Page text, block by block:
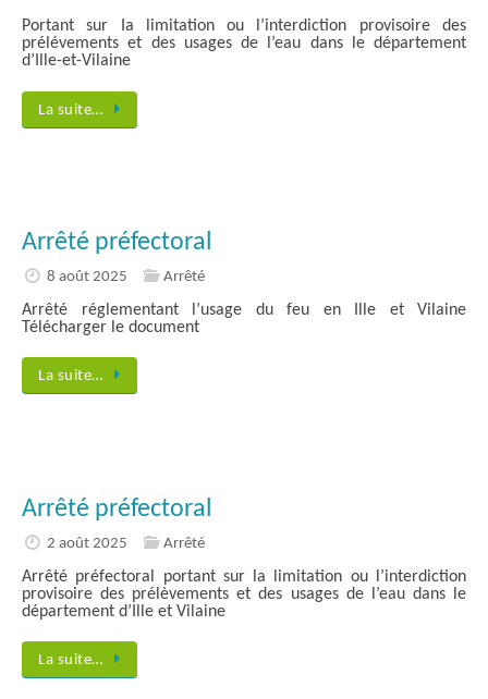
Portant sur Ia limitation ou l’interdiction provisoire des
prélévements et des usages de l’eau dans le département
d’Ille-et-Vilaine
La suite…
Arrêté préfectoral
8 août 2025 Arrêté
Arrêté réglementant l’usage du feu en Ille et Vilaine
Télécharger le document
La suite…
Arrêté préfectoral
2 août 2025 Arrêté
Arrêté préfectoral portant sur la limitation ou l’interdiction
provisoire des prélèvements et des usages de l’eau dans le
département d’Ille et Vilaine
La suite…